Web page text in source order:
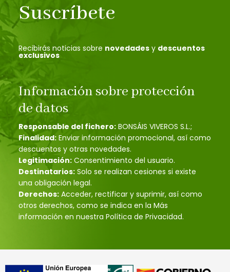
Suscríbete
Recibirás noticias sobre novedades y descuentos
exclusivos
Información sobre protección
de datos
Responsable del fichero: BONSÁIS VIVEROS S.L.;
Finalidad: Enviar información promocional, así como
descuentos y otras novedades.
Legitimación: Consentimiento del usuario.
Destinatarios: Solo se realizan cesiones si existe
una obligación legal.
Derechos: Acceder, rectificar y suprimir, así como
otros derechos, como se indica en la Más
información en nuestra Política de Privacidad.